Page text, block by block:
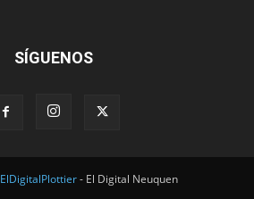
SÍGUENOS
ElDigitalPlottier- El Digital Neuquen